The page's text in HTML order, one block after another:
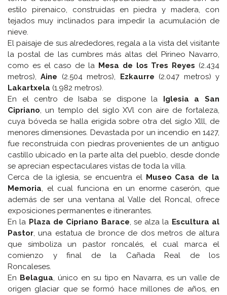
estilo pirenaico, construidas en piedra y madera, con
tejados muy inclinados para impedir la acumulación de
nieve.
El paisaje de sus alrededores, regala a la vista del visitante
la postal de las cumbres más altas del Pirineo Navarro,
como es el caso de la Mesa de los Tres Reyes (2.434
metros),Aine (2.504 metros), Ezkaurre (2.047 metros) y
Lakartxela (1.982 metros).
En el centro de Isaba se dispone la Iglesia a San
Cipriano, un templo del siglo XVl con aire de fortaleza,
cuya bóveda se halla erigida sobre otra del siglo Xlll, de
menores dimensiones. Devastada por un incendio en 1427,
fue reconstruida con piedras provenientes de un antiguo
castillo ubicado en la parte alta del pueblo, desde donde
se aprecian espectaculares vistas de toda la villa.
Cerca de la iglesia, se encuentra el Museo Casa de la
Memoria, el cual funciona en un enorme caserón, que
además de ser una ventana al Valle del Roncal, ofrece
exposiciones permanentes e itinerantes.
En la Plaza de Cipriano Barace, se alza la Escultura al
Pastor, una estatua de bronce de dos metros de altura
que simboliza un pastor roncalés, el cual marca el
comienzo y final de la Cañada Real de los
Roncaleses.
En Belagua, único en su tipo en Navarra, es un valle de
origen glaciar que se formó hace millones de años, en